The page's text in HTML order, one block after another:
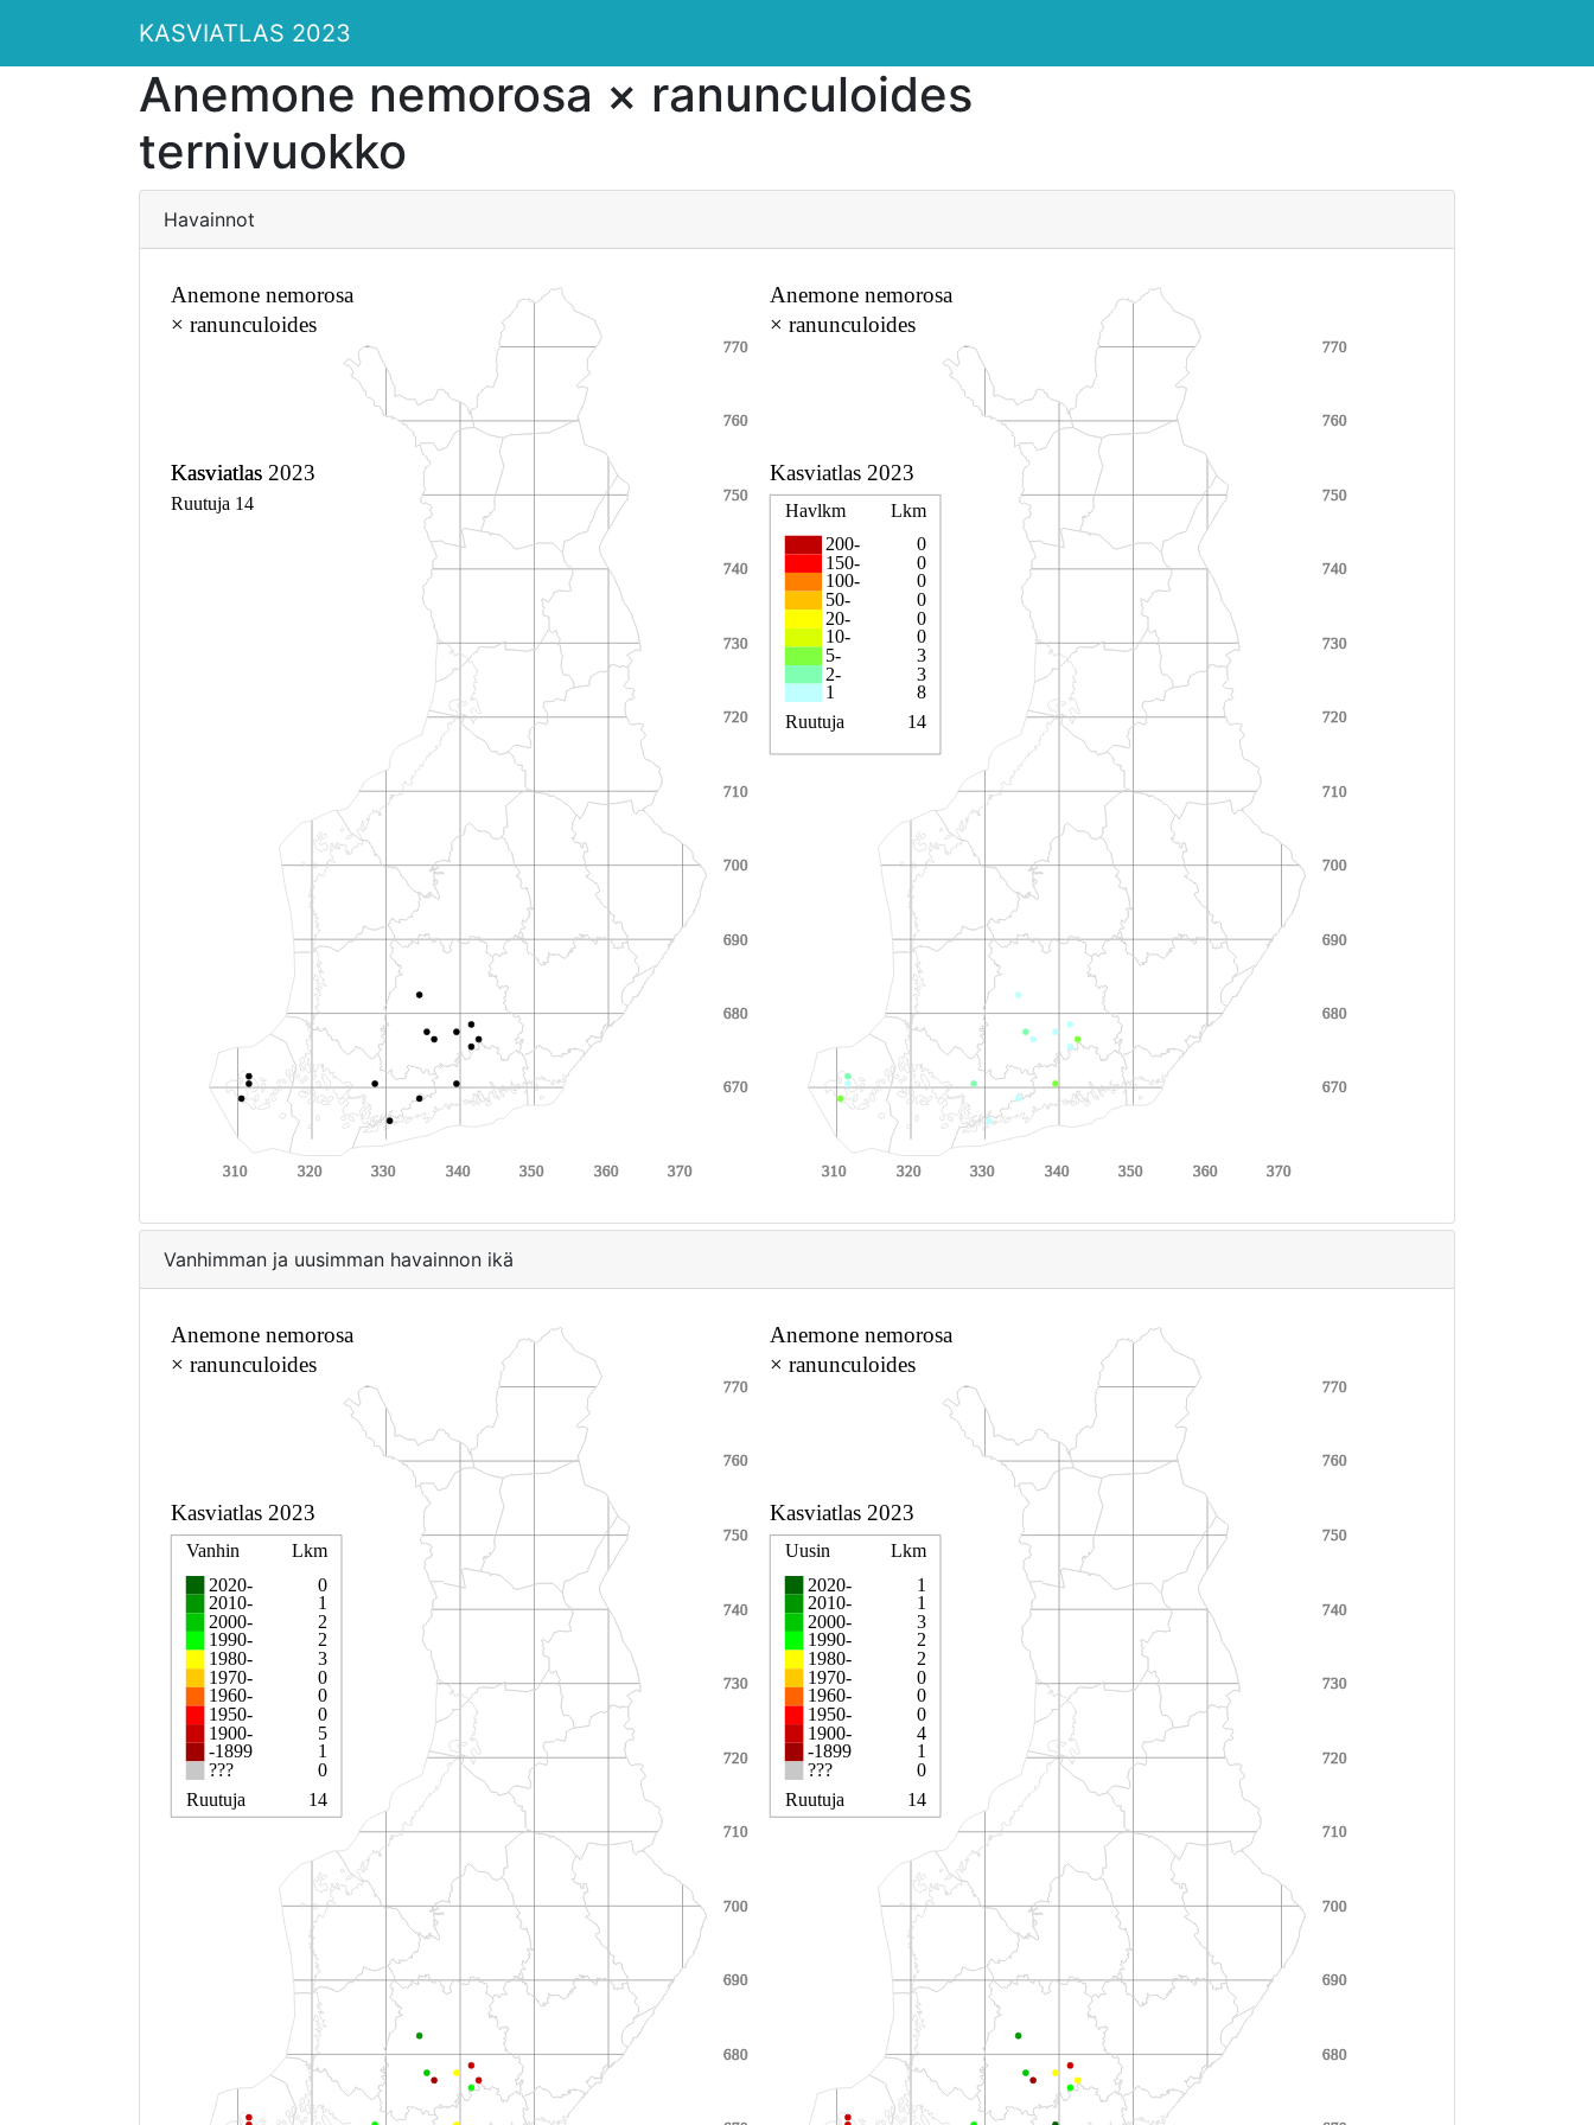
KASVIATLAS 2023
Anemone nemorosa × ranunculoides
ternivuokko
Havainnot
Vanhimman ja uusimman havainnon ikä